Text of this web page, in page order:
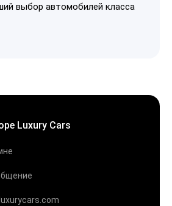
выбор автомобилей класса
Luxury Cars